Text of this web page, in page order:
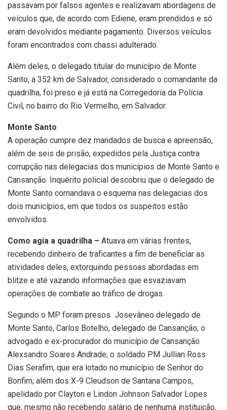
passavam por falsos agentes e realizavam abordagens de
veículos que, de acordo com Ediene, eram prendidos e só
eram devolvidos mediante pagamento. Diversos veículos
foram encontrados com chassi adulterado.
Além deles, o delegado titular do município de Monte
Santo, a 352 km de Salvador, considerado o comandante da
quadrilha, foi preso e já está na Corregedoria da Polícia
Civil, no bairro do Rio Vermelho, em Salvador.
Monte Santo
A operação cumpre dez mandados de busca e apreensão,
além de seis de prisão, expedidos pela Justiça contra
corrupção nas delegacias dos municípios de Monte Santo e
Cansanção. Inquérito policial descobriu que o delegado de
Monte Santo comandava o esquema nas delegacias dos
dois municípios, em que todos os suspeitos estão
envolvidos.
Como agia a quadrilha – Atuava em várias frentes,
recebendo dinheiro de traficantes a fim de beneficiar as
atividades deles, extorquindo pessoas abordadas em
blitze e até vazando informações que esvaziavam
operações de combate ao tráfico de drogas.
Segundo o MP foram presos Josevâneo delegado de
Monte Santo, Carlos Botelho, delegado de Cansanção; o
advogado e ex-procurador do município de Cansanção
Alexsandro Soares Andrade; o soldado PM Jullian Ross
Dias Serafim, que era lotado no município de Senhor do
Bonfim; além dos X-9 Cleudson de Santana Campos,
apelidado por Clayton e Lindon Johnson Salvador Lopes
que, mesmo não recebendo salário de nenhuma instituição,